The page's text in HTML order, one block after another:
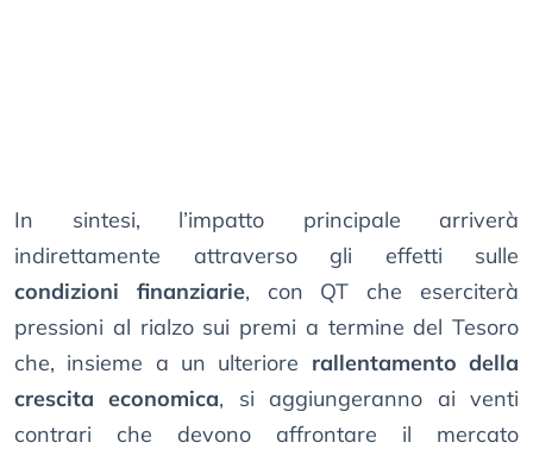
In sintesi, l’impatto principale arriverà
indirettamente attraverso gli effetti sulle
condizioni finanziarie, con QT che eserciterà
pressioni al rialzo sui premi a termine del Tesoro
che, insieme a un ulteriore rallentamento della
crescita economica, si aggiungeranno ai venti
contrari che devono affrontare il mercato